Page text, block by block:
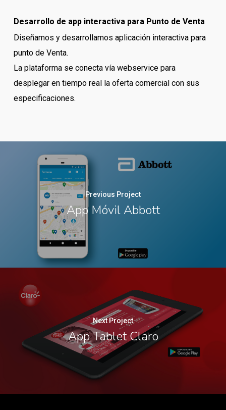
Desarrollo de app interactiva para Punto de Venta
Diseñamos y desarrollamos aplicación interactiva para
punto de Venta.
La plataforma se conecta vía webservice para
desplegar en tiempo real la oferta comercial con sus
especificaciones.
Previous Project
App Móvil Abbott
Next Project
App Tablet Claro